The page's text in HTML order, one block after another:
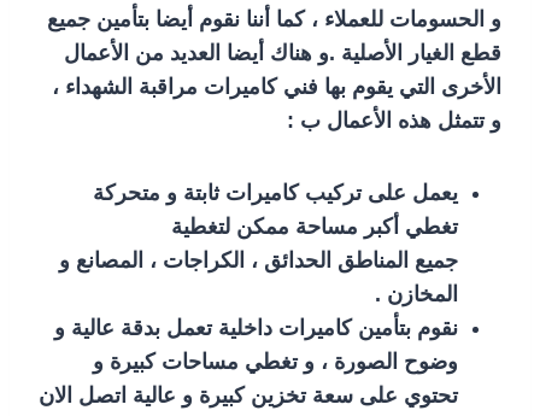
و الحسومات للعملاء ، كما أننا نقوم أيضا بتأمين جميع
قطع الغيار الأصلية .و هناك أيضا العديد من الأعمال
الأخرى التي يقوم بها فني كاميرات مراقبة الشهداء ،
و تتمثل هذه الأعمال ب :
يعمل على تركيب كاميرات ثابتة و متحركة
تغطي أكبر مساحة ممكن لتغطية
جميع المناطق الحدائق ، الكراجات ، المصانع و
المخازن .
نقوم بتأمين كاميرات داخلية تعمل بدقة عالية و
وضوح الصورة ، و تغطي مساحات كبيرة و
تحتوي على سعة تخزين كبيرة و عالية اتصل الان